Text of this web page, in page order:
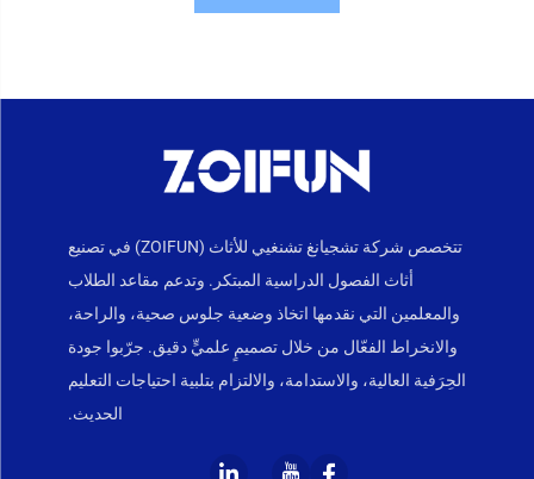
تتخصص شركة تشجيانغ تشنغيي للأثاث (ZOIFUN) في تصنيع
أثاث الفصول الدراسية المبتكر. وتدعم مقاعد الطلاب
والمعلمين التي نقدمها اتخاذ وضعية جلوس صحية، والراحة،
والانخراط الفعّال من خلال تصميمٍ علميٍّ دقيق. جرّبوا جودة
الحِرَفية العالية، والاستدامة، والالتزام بتلبية احتياجات التعليم
الحديث.